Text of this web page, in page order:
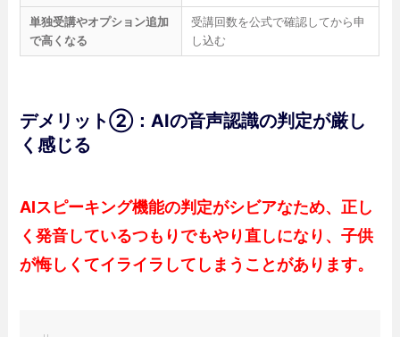
単独受講やオプション追加
で高くなる
受講回数を公式で確認してから申
し込む
デメリット②：AIの音声認識の判定が厳し
く感じる
AIスピーキング機能の判定がシビアなため、正し
く発音しているつもりでもやり直しになり、子供
が悔しくてイライラしてしまうことがあります。